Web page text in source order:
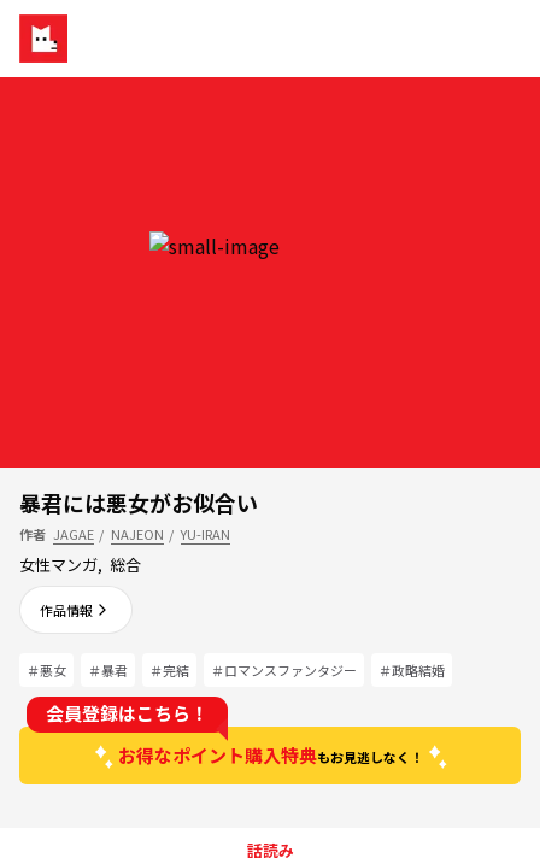
暴君には悪女がお似合い
作者 JAGAE / NAJEON / YU-IRAN
女性マンガ, 総合
作品情報
＃悪女 ＃暴君 ＃完結 ＃ロマンスファンタジー ＃政略結婚
お得なポイント購入特典もお見逃しなく！
会員登録はこちら！
話読み